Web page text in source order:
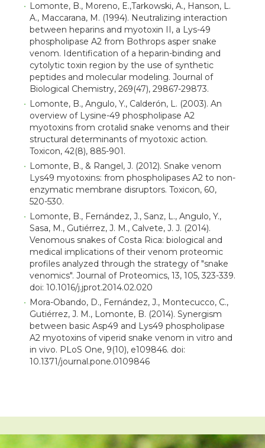
Lomonte, B., Moreno, E.,Tarkowski, A., Hanson, L.
A., Maccarana, M. (1994). Neutralizing interaction
between heparins and myotoxin II, a Lys-49
phospholipase A2 from Bothrops asper snake
venom. Identification of a heparin-binding and
cytolytic toxin region by the use of synthetic
peptides and molecular modeling. Journal of
Biological Chemistry, 269(47), 29867-29873.
Lomonte, B., Angulo, Y., Calderón, L. (2003). An
overview of Lysine-49 phospholipase A2
myotoxins from crotalid snake venoms and their
structural determinants of myotoxic action.
Toxicon, 42(8), 885-901.
Lomonte, B., & Rangel, J. (2012). Snake venom
Lys49 myotoxins: from phospholipases A2 to non-
enzymatic membrane disruptors. Toxicon, 60,
520-530.
Lomonte, B., Fernández, J., Sanz, L., Angulo, Y.,
Sasa, M., Gutiérrez, J. M., Calvete, J. J. (2014).
Venomous snakes of Costa Rica: biological and
medical implications of their venom proteomic
profiles analyzed through the strategy of "snake
venomics". Journal of Proteomics, 13, 105, 323-339.
doi: 10.1016/j.jprot.2014.02.020
Mora-Obando, D., Fernández, J., Montecucco, C.,
Gutiérrez, J. M., Lomonte, B. (2014). Synergism
between basic Asp49 and Lys49 phospholipase
A2 myotoxins of viperid snake venom in vitro and
in vivo. PLoS One, 9(10), e109846. doi:
10.1371/journal.pone.0109846